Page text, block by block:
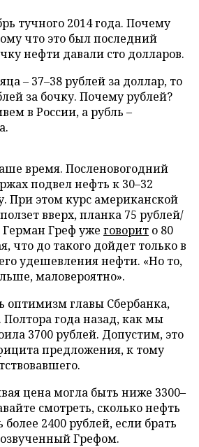
тучного 2014 года. Почему
что это был последний
нефти давали сто долларов.
– 37–38 рублей за доллар, то
за бочку. Почему рублей?
в России, а рубль –
время. Посленовогодний
подвел нефть к 30–32
При этом курс американской
вверх, планка 75 рублей/
Греф уже говорит о 80
что до такого дойдет только в
удешевления нефти. «Но то,
маловероятно».
оптимизм главы Сбербанка,
Полтора года назад, как мы
3700 рублей. Допустим, это
предложения, к тому
цена могла быть ниже 3300–
смотреть, сколько нефть
более 2400 рублей, если брать
Грефом.